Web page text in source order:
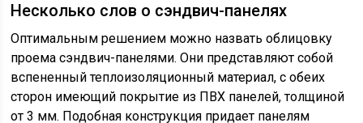
Несколько слов о сэндвич-панелях
Оптимальным решением можно назвать облицовку
проема сэндвич-панелями. Они представляют собой
вспененный теплоизоляционный материал, с обеих
сторон имеющий покрытие из ПВХ панелей, толщиной
от 3 мм. Подобная конструкция придает панелям